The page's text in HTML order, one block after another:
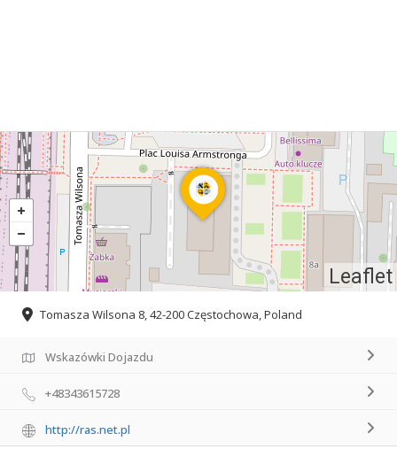
Leaflet
Tomasza Wilsona 8, 42-200 Częstochowa, Poland
Wskazówki Dojazdu
+48343615728
http://ras.net.pl